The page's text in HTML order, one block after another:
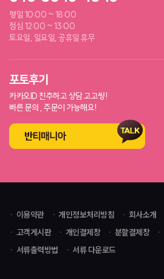
평일 10:00 ~ 18:00
점심 12:00 ~ 13:00
토요일, 일요일, 공휴일 휴무
포토후기
카카오ID 친추하고 상담 고고씽!
빠른 문의 , 주문이 가능해요!
이용약관 개인정보처리방침 회사소개
고객게시판
개인결제창 분할결제창
서류출력방법
서류 다운로드